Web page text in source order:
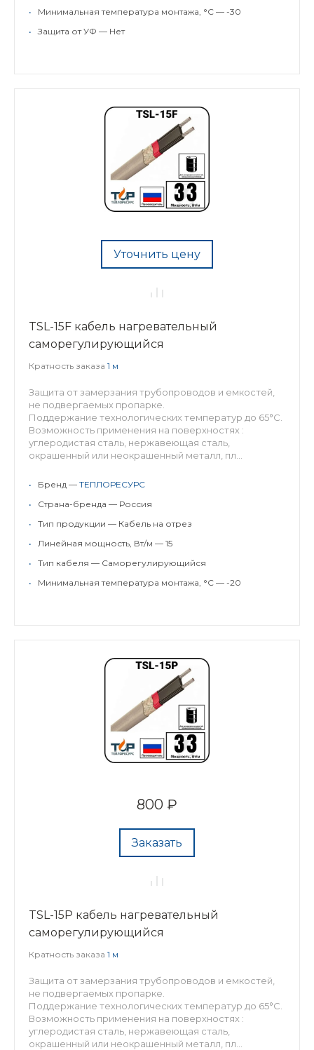
•
Минимальная температура монтажа, °C — -30
•
Защита от УФ — Нет
Уточнить цену
TSL-15F кабель нагревательный
саморегулирующийся
Кратность заказа 1 м
Защита от замерзания трубопроводов и емкостей,
не подвергаемых пропарке.
Поддержание технологических температур до 65°С.
Возможность применения на поверхностях :
углеродистая сталь, нержавеющая сталь,
окрашенный или неокрашенный металл, пл...
• Бренд — ТЕПЛОРЕСУРС
•
Страна-бренда — Россия
•
Тип продукции — Кабель на отрез
•
Линейная мощность, Вт/м — 15
•
Тип кабеля — Саморегулирующийся
•
Минимальная температура монтажа, °C — -20
800 ₽
Заказать
TSL-15P кабель нагревательный
саморегулирующийся
Кратность заказа 1 м
Защита от замерзания трубопроводов и емкостей,
не подвергаемых пропарке.
Поддержание технологических температур до 65°С.
Возможность применения на поверхностях :
углеродистая сталь, нержавеющая сталь,
окрашенный или неокрашенный металл, пл...